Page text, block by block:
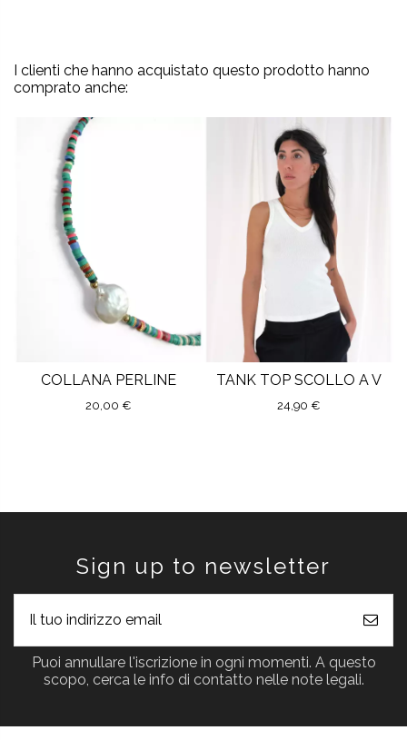
I clienti che hanno acquistato questo prodotto hanno
comprato anche:
COLLANA PERLINE
20,00 €
TANK TOP SCOLLO A V
24,90 €
Sign up to newsletter
Puoi annullare l'iscrizione in ogni momenti. A questo
scopo, cerca le info di contatto nelle note legali.